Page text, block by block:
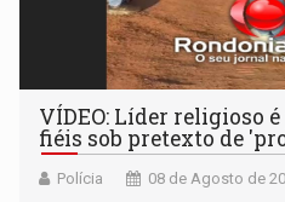
VÍDEO: Líder religioso
fiéis sob pretexto de
Polícia 08 de Agosto de